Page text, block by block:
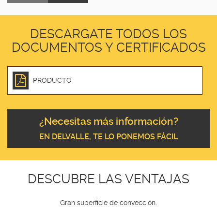
DESCARGATE TODOS LOS
DOCUMENTOS Y CERTIFICADOS
PRODUCTO
¿Necesitas más información?
EN DELVALLE, TE LO PONEMOS FÁCIL
DESCUBRE LAS VENTAJAS
Gran superficie de convección.